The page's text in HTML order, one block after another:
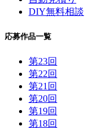
DIY無料相談
応募作品一覧
第23回
第22回
第21回
第20回
第19回
第18回